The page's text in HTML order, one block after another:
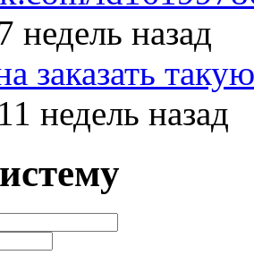
недель назад
заказать
недель назад